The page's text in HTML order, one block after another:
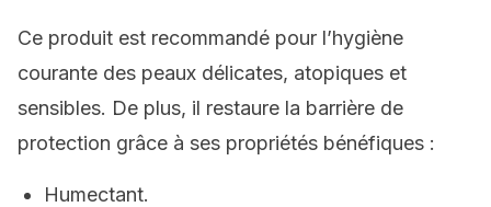
Ce produit est recommandé pour l’hygiène
courante des peaux délicates, atopiques et
sensibles. De plus, il restaure la barrière de
protection grâce à ses propriétés bénéfiques :
Humectant.